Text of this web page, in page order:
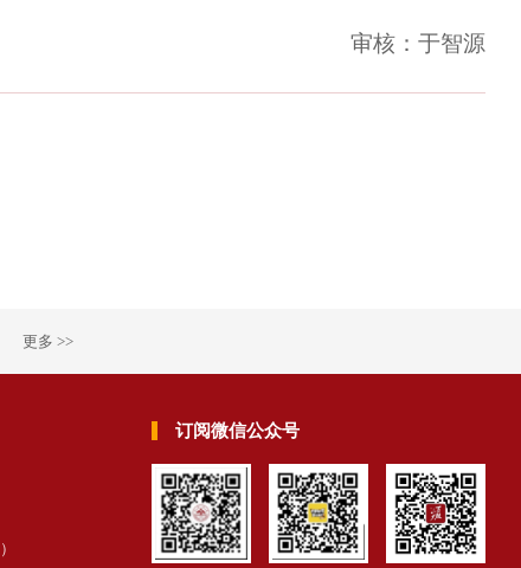
审核：于智源
更多 >>
）
订阅微信公众号